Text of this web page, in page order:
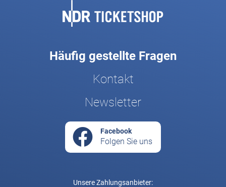
Häufig gestellte Fragen
Kontakt
Newsletter
Facebook
Folgen Sie uns
Unsere Zahlungsanbieter: